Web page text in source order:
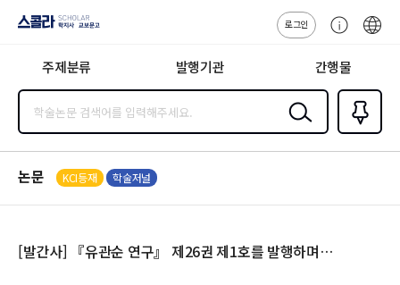
지사·교보문고
로그인
센
주제분류 발행기관 간행물
검색
즐겨찾
기0
논문 KCI등재 학술저널
[발간사] 『유관순 연구』 제26권 제1호를 발행하며…